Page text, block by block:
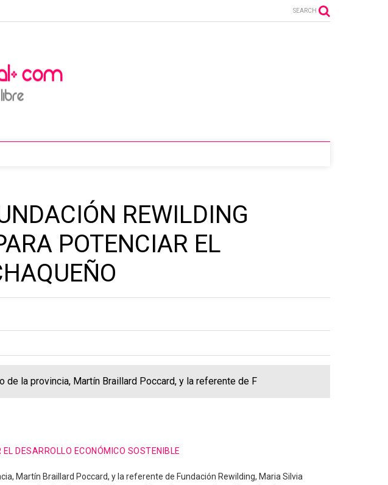
SEARCH
REWILDING
POTENCIAR EL
la provincia, Martín Braillard Poccard, y la referente de F
DESARROLLO ECONÓMICO SOSTENIBLE
Martín Braillard Poccard, y la referente de Fundación Rewilding, Maria Silvia